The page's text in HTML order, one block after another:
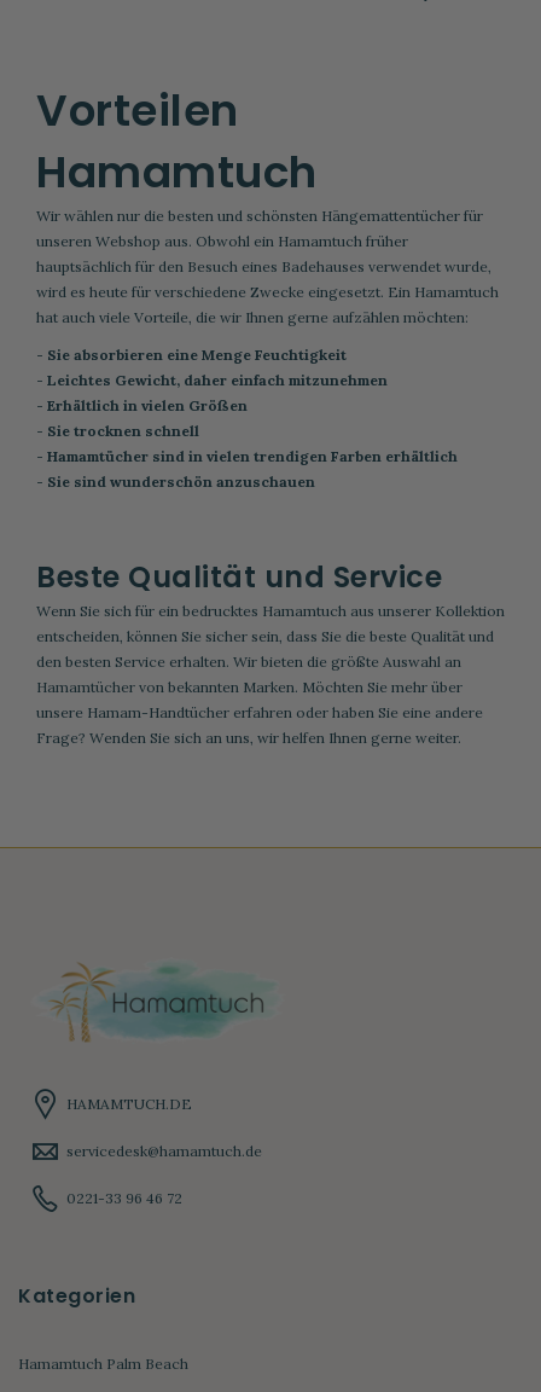
Vorteilen
Hamamtuch
Wir wählen nur die besten und schönsten Hängemattentücher für
unseren Webshop aus. Obwohl ein Hamamtuch früher
hauptsächlich für den Besuch eines Badehauses verwendet wurde,
wird es heute für verschiedene Zwecke eingesetzt. Ein Hamamtuch
hat auch viele Vorteile, die wir Ihnen gerne aufzählen möchten:
- Sie absorbieren eine Menge Feuchtigkeit
- Leichtes Gewicht, daher einfach mitzunehmen
- Erhältlich in vielen Größen
- Sie trocknen schnell
- Hamamtücher sind in vielen trendigen Farben erhältlich
- Sie sind wunderschön anzuschauen
Beste Qualität und Service
Wenn Sie sich für ein bedrucktes Hamamtuch aus unserer Kollektion
entscheiden, können Sie sicher sein, dass Sie die beste Qualität und
den besten Service erhalten. Wir bieten die größte Auswahl an
Hamamtücher von bekannten Marken. Möchten Sie mehr über
unsere Hamam-Handtücher erfahren oder haben Sie eine andere
Frage? Wenden Sie sich an uns, wir helfen Ihnen gerne weiter.
HAMAMTUCH.DE
servicedesk@hamamtuch.de
0221-33 96 46 72
Kategorien
Hamamtuch Palm Beach